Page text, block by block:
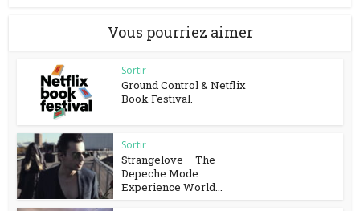
Vous pourriez aimer
Sortir
Ground Control & Netflix
Book Festival.
Sortir
Strangelove – The
Depeche Mode
Experience World...